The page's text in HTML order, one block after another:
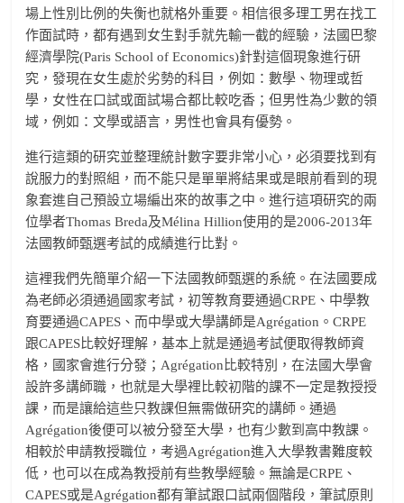
場上性別比例的失衡也就格外重要。相信很多理工男在找工
作面試時，都有遇到女生對手就先輸一截的經驗，法國巴黎
經濟學院(Paris School of Economics)針對這個現象進行研
究，發現在女生處於劣勢的科目，例如：數學、物理或哲
學，女性在口試或面試場合都比較吃香；但男性為少數的領
域，例如：文學或語言，男性也會具有優勢。
進行這類的研究並整理統計數字要非常小心，必須要找到有
說服力的對照組，而不能只是單單將結果或是眼前看到的現
象套進自己預設立場編出來的故事之中。進行這項研究的兩
位學者Thomas Breda及Mélina Hillion使用的是2006-2013年
法國教師甄選考試的成績進行比對。
這裡我們先簡單介紹一下法國教師甄選的系統。在法國要成
為老師必須通過國家考試，初等教育要通過CRPE、中學教
育要通過CAPES、而中學或大學講師是Agrégation。CRPE
跟CAPES比較好理解，基本上就是通過考試便取得教師資
格，國家會進行分發；Agrégation比較特別，在法國大學會
設許多講師職，也就是大學裡比較初階的課不一定是教授授
課，而是讓給這些只教課但無需做研究的講師。通過
Agrégation後便可以被分發至大學，也有少數到高中教課。
相較於申請教授職位，考過Agrégation進入大學教書難度較
低，也可以在成為教授前有些教學經驗。無論是CRPE、
CAPES或是Agrégation都有筆試跟口試兩個階段，筆試原則